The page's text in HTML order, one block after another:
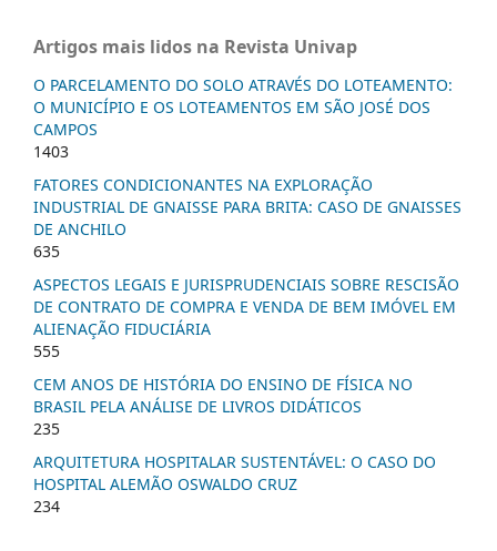
Artigos mais lidos na Revista Univap
O PARCELAMENTO DO SOLO ATRAVÉS DO LOTEAMENTO:
O MUNICÍPIO E OS LOTEAMENTOS EM SÃO JOSÉ DOS
CAMPOS
1403
FATORES CONDICIONANTES NA EXPLORAÇÃO
INDUSTRIAL DE GNAISSE PARA BRITA: CASO DE GNAISSES
DE ANCHILO
635
ASPECTOS LEGAIS E JURISPRUDENCIAIS SOBRE RESCISÃO
DE CONTRATO DE COMPRA E VENDA DE BEM IMÓVEL EM
ALIENAÇÃO FIDUCIÁRIA
555
CEM ANOS DE HISTÓRIA DO ENSINO DE FÍSICA NO
BRASIL PELA ANÁLISE DE LIVROS DIDÁTICOS
235
ARQUITETURA HOSPITALAR SUSTENTÁVEL: O CASO DO
HOSPITAL ALEMÃO OSWALDO CRUZ
234